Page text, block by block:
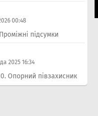
00:48
підсумки
2025 16:34
Опорний півзахисник